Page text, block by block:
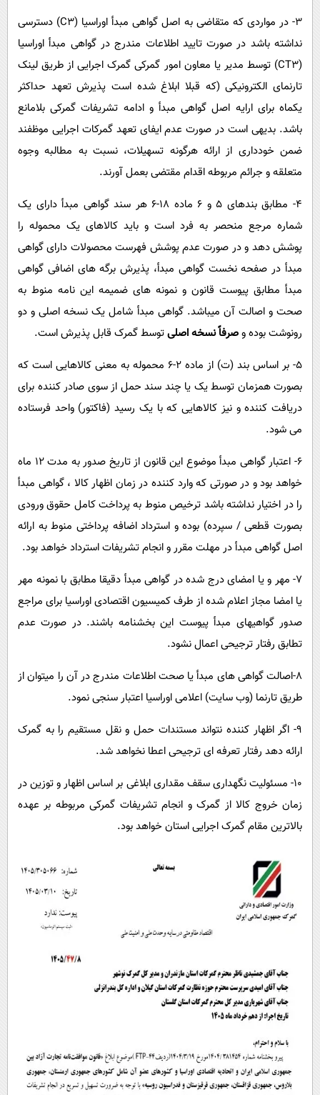
۳- در مواردی که متقاضی به اصل گواهی مبدأ اوراسیا (C۳) دسترسی
نداشته باشد در صورت تایید اطلاعات مندرج در گواهی مبدأ اوراسیا
(CT۳) توسط مدیر یا معاون امور گمرکی گمرک اجرایی از طریق لینک
تارنمای الکترونیکی (که قبلا ابلاغ شده است پذیرش تعهد حداکثر
یکماه برای ارایه اصل گواهی مبدأ و ادامه تشریفات گمرکی بلامانع
باشد. بدیهی است در صورت عدم ایفای تعهد گمرکات اجرایی موظفند
ضمن خودداری از ارائه هرگونه تسهیلات، نسبت به مطالبه وجوه
متعلقه و جرائم مربوطه اقدام مقتضی بعمل آورند.
۴- مطابق بندهای ۵ و ۶ ماده ۱۸-۶ هر سند گواهی مبدأ دارای یک
شماره مرجع منحصر به فرد است و باید کالاهای یک محموله را
پوشش دهد و در صورت عدم پوشش فهرست محصولات دارای گواهی
مبدأ در صفحه نخست گواهی مبدأ، پذیرش برگه های اضافی گواهی
مبدأ مطابق پیوست قانون و نمونه های ضمیمه این نامه منوط به
صحت و اصالت آن میباشد. گواهی مبدأ شامل یک نسخه اصلی و دو
رونوشت بوده وصرفاً نسخه اصلیتوسط گمرک قابل پذیرش است.
۵- بر اساس بند (ت) از ماده ۲-۶ محموله به معنی کالاهایی است که
بصورت همزمان توسط یک یا چند سند حمل از سوی صادر کننده برای
دریافت کننده و نیز کالاهایی که با یک رسید (فاکتور) واحد فرستاده
می شود.
۶- اعتبار گواهی مبدأ موضوع این قانون از تاریخ صدور به مدت ۱۲ ماه
خواهد بود و در صورتی که وارد کننده در زمان اظهار کالا ، گواهی مبدأ
را در اختیار نداشته باشد ترخیص منوط به پرداخت کامل حقوق ورودی
بصورت قطعی / سپرده) بوده و استرداد اضافه پرداختی منوط به ارائه
اصل گواهی مبدأ در مهلت مقرر و انجام تشریفات استرداد خواهد بود.
۷- مهر و یا امضای درج شده در گواهی مبدأ دقیقا مطابق با نمونه مهر
یا امضا مجاز اعلام شده از طرف کمیسیون اقتصادی اوراسیا برای مراجع
صدور گواهیهای مبدأ پیوست این بخشنامه باشند. در صورت عدم
تطابق رفتار ترجیحی اعمال نشود.
۸-اصالت گواهی های مبدأ یا صحت اطلاعات مندرج در آن را میتوان از
طریق تارنما (وب سایت) اعلامی اوراسیا اعتبار سنجی نمود.
۹- اگر اظهار کننده نتواند مستندات حمل و نقل مستقیم را به گمرک
ارائه دهد رفتار تعرفه ای ترجیحی اعطا نخواهد شد.
۱۰- مسئولیت نگهداری سقف مقداری ابلاغی بر اساس اظهار و توزین در
زمان خروج کالا از گمرک و انجام تشریفات گمرکی مربوطه بر عهده
بالاترین مقام گمرک اجرایی استان خواهد بود.